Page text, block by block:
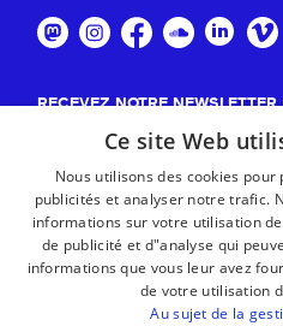
RECEVEZ NOTRE NEWSLETTER
Ce site Web
Nous utilisons des cookies
publicités et analyser notre trafic.
informations sur votre utilisation
de publicité et d"analyse qui
informations que vous leur avez
de votre utilisation
Au sujet de la